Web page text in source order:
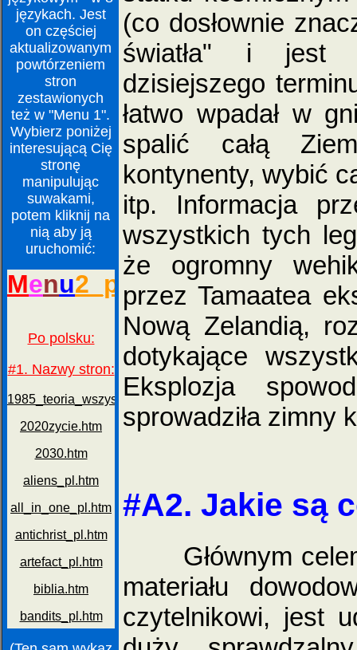
językach. Jest
on częściej
aktualizowanym
powtórzeniem
stron
zestawionych
też w "Menu 1".
Wybierz poniżej
interesującą Cię
stronę
manipulując
suwakami,
potem kliknij na
nią aby ją
uruchomić:
(co dosłownie
światła" i jest
dzisiejszego
łatwo wpadał w
spalić całą
kontynenty, wybić
itp. Informacja
wszystkich tych
że ogromny
przez Tamaatea
Nową Zelandią,
dotykające
Eksplozja
sprowadziła zimny
#A2. Jakie są
Głównym celem
materiału
czytelnikowi, jest